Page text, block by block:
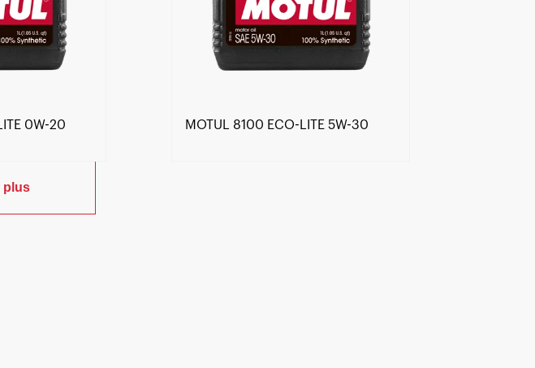
0W-20 MOTUL 8100 ECO-LITE 5W-30
plus